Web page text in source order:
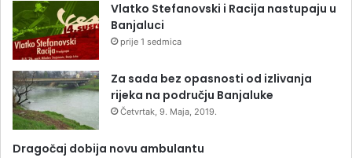
Vlatko Stefanovski i Racija nastupaju u
Banjaluci
prije 1 sedmica
Za sada bez opasnosti od izlivanja
rijeka na području Banjaluke
Četvrtak, 9. Maja, 2019.
Dragočaj dobija novu ambulantu